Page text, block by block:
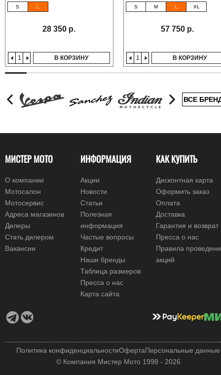
S L
28 350 р.
В КОРЗИНУ
S M L XL
57 750 р.
В КОРЗИНУ
ВСЕ
МИСТЕР МОТО
О компании
Мотосалон
Мотосервис
Адреса магазинов
Дилеры
Стать дилером
Вакансии
ИНФОРМАЦИЯ
Акции
Новости
Статьи
Полезная
информация
Частые вопросы
Кредит
Наши бренды
Таблица размеров
Пресса о нас
Карта сайта
КАК КУПИТЬ
Дисконтная карта
Оформить заказ
Оплата
Доставка
Гарантия и возврат
Пресса о нас
Правила
акций
© Компания Мистер Мото 1998 - 2026
Политика конфиденциальностиОфертаПерсональные данные